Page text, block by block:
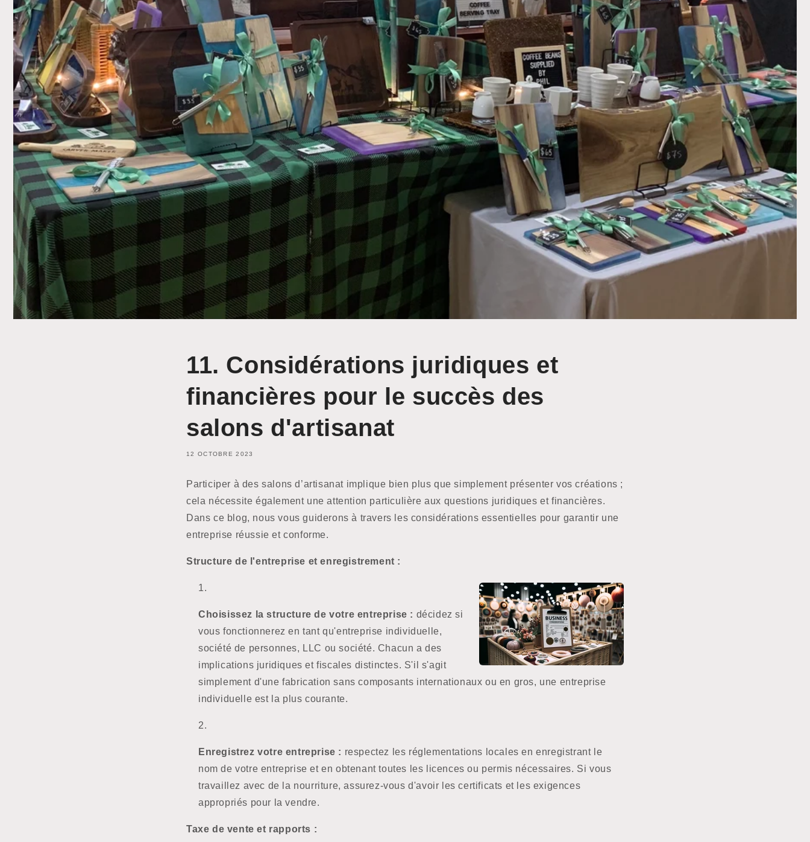
11. Considérations juridiques et
financières pour le succès des
salons d'artisanat
12 OCTOBRE 2023
Participer à des salons d’artisanat implique bien plus que simplement présenter vos créations ;
cela nécessite également une attention particulière aux questions juridiques et financières.
Dans ce blog, nous vous guiderons à travers les considérations essentielles pour garantir une
entreprise réussie et conforme.
Structure de l'entreprise et enregistrement :
Choisissez la structure de votre entreprise : décidez si
vous fonctionnerez en tant qu'entreprise individuelle,
société de personnes, LLC ou société. Chacun a des
implications juridiques et fiscales distinctes. S'il s'agit
simplement d'une fabrication sans composants internationaux ou en gros, une entreprise
individuelle est la plus courante.
Enregistrez votre entreprise : respectez les réglementations locales en enregistrant le
nom de votre entreprise et en obtenant toutes les licences ou permis nécessaires. Si vous
travaillez avec de la nourriture, assurez-vous d'avoir les certificats et les exigences
appropriés pour la vendre.
Taxe de vente et rapports :